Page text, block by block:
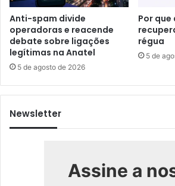
Anti-spam divide
operadoras e reacende
debate sobre ligações
legítimas na Anatel
5 de agosto de 2026
Por que
régua
5 de
Newsletter
Assine a